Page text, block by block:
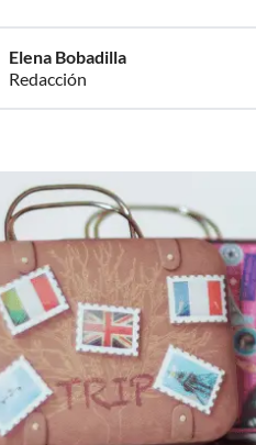
Elena Bobadilla
Redacción